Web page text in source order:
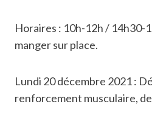
Horaires : 10h-12h / 14h30-
manger sur place.
Lundi 20 décembre 2021 :
renforcement musculaire,